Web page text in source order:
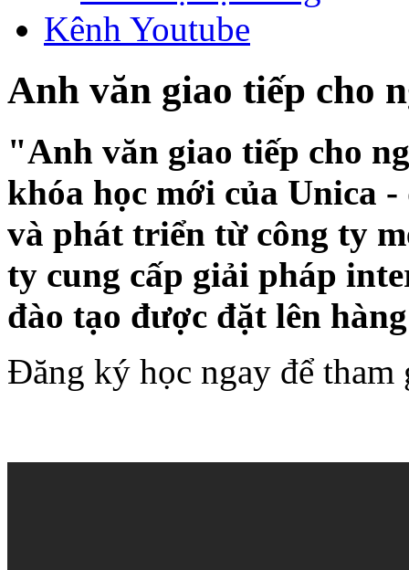
Kênh Youtube
Anh văn giao tiếp cho
"Anh văn giao tiếp cho
khóa học mới của Unica
và phát triển từ công ty
ty cung cấp giải pháp
đào tạo được đặt lên
Đăng ký học ngay để